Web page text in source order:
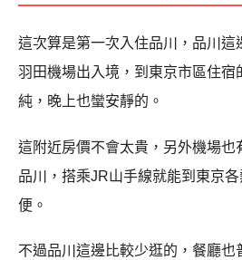
這次算是第一次入住品川，品川這
羽田機場出入境，到東京市區住宿
純，晚上也蠻安靜的。
這附近房價不會太貴，另外機場也
品川，搭乘JR山手線就能到東京
便。
不過品川這邊比較少逛的，餐廳也